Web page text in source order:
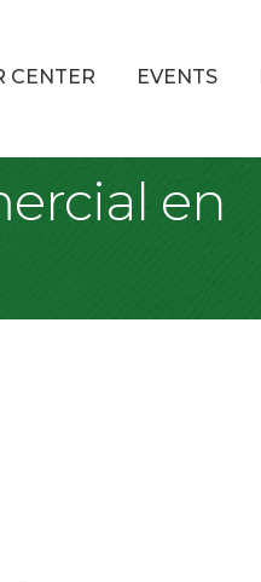
CENTER EVENTS
en